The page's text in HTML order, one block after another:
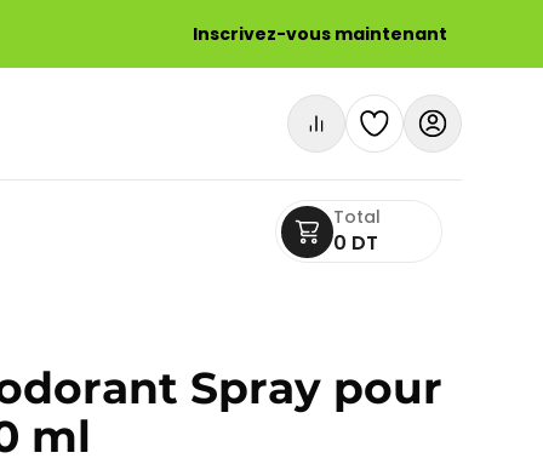
Inscrivez-vous maintenant
Total
0 DT
Spray pour
ml